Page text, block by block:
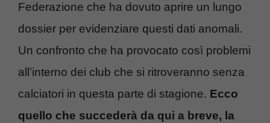
Federazione che ha dovuto aprire un lungo
dossier per evidenziare questi dati anomali.
Un confronto che ha provocato così problemi
all’interno dei club che si ritroveranno senza
calciatori in questa parte di stagione. Ecco
quello che succederà da qui a breve, la